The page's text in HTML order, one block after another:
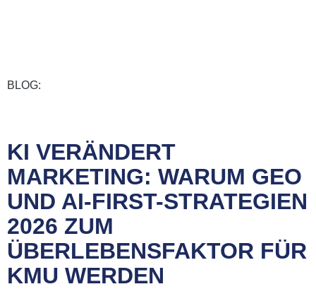
BLOG:
KI VERÄNDERT
MARKETING: WARUM GEO
UND AI-FIRST-STRATEGIEN
2026 ZUM
ÜBERLEBENSFAKTOR FÜR
KMU WERDEN